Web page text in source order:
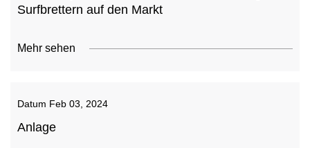
Surfbrettern auf den Markt
Mehr sehen
Datum Feb 03, 2024
Anlage